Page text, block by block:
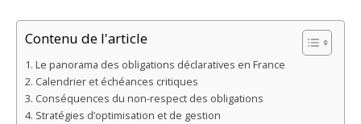
Contenu de l'article
Le panorama des obligations déclaratives en France
Calendrier et échéances critiques
Conséquences du non-respect des obligations
Stratégies d’optimisation et de gestion